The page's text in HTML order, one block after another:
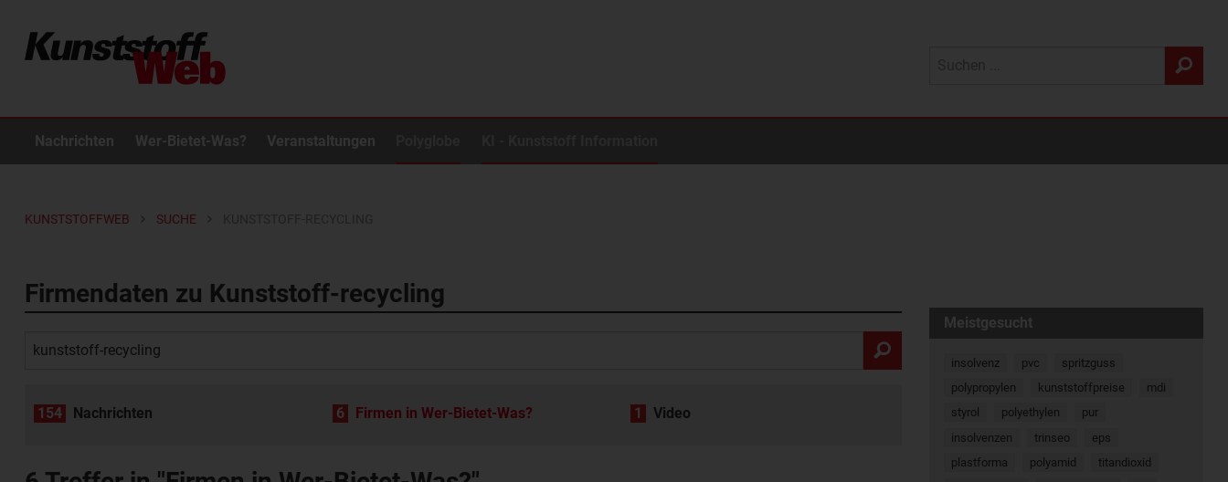
Nachrichten Wer-Bietet-Was? Veranstaltungen
KUNSTSTOFFWEB SUCHE
Firmendaten zu Kunststoff-recycling
154 Nachrichten 6 Firmen in Wer-Bietet-Was? 1 Video
Meistgesucht
insolvenz pvc
spritzguss
polypropylen
kunststoffpreise
mdi
styrol
polyethylen
pur
insolvenzen
trinseo
eps
plastforma
polyamid
titandioxid